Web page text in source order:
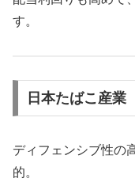
す。
日本たばこ産業
ディフェンシブ性の
的。